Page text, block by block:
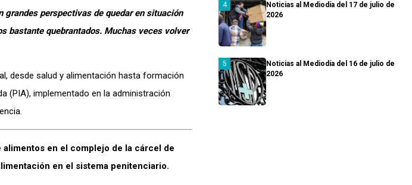
grandes perspectivas de quedar en situación
bastante quebrantados. Muchas veces volver
desde salud y alimentación hasta formación
(PIA), implementado en la administración
en el complejo de la cárcel de
en el sistema penitenciario.
Noticias al Mediodía del 17 de julio de
2026
Noticias al Mediodía del 16 de julio de
2026